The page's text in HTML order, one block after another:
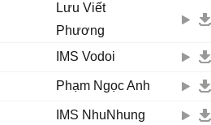
Lưu Viết
Phương
IMS Vodoi
Phạm Ngọc Anh
IMS NhuNhung